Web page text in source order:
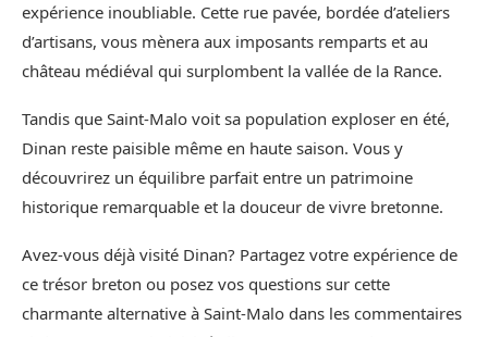
expérience inoubliable. Cette rue pavée, bordée d’ateliers
d’artisans, vous mènera aux imposants remparts et au
château médiéval qui surplombent la vallée de la Rance.
Tandis que Saint-Malo voit sa population exploser en été,
Dinan reste paisible même en haute saison. Vous y
découvrirez un équilibre parfait entre un patrimoine
historique remarquable et la douceur de vivre bretonne.
Avez-vous déjà visité Dinan? Partagez votre expérience de
ce trésor breton ou posez vos questions sur cette
charmante alternative à Saint-Malo dans les commentaires